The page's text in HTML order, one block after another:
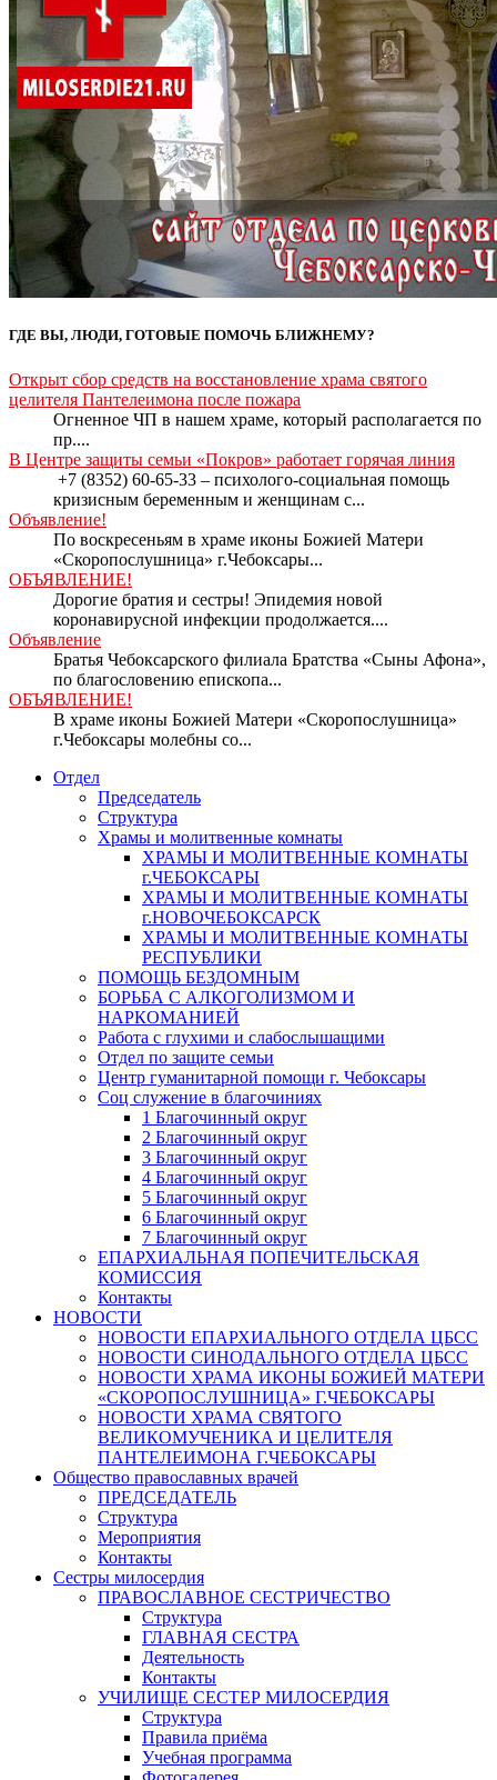
ГДЕ ВЫ, ЛЮДИ, ГОТОВЫЕ ПОМОЧЬ БЛИЖНЕМУ?
Открыт сбор средств на восстановление храма святого
целителя Пантелеимона после пожара
Огненное ЧП в нашем храме, который располагается по
пр....
В Центре защиты семьи «Покров» работает горячая линия
+7 (8352) 60-65-33 – психолого-социальная помощь
кризисным беременным и женщинам с...
Объявление!
По воскресеньям в храме иконы Божией Матери
«Скоропослушница» г.Чебоксары...
ОБЪЯВЛЕНИЕ!
Дорогие братия и сестры! Эпидемия новой
коронавирусной инфекции продолжается....
Объявление
Братья Чебоксарского филиала Братства «Сыны Афона»,
по благословению епископа...
ОБЪЯВЛЕНИЕ!
В храме иконы Божией Матери «Скоропослушница»
г.Чебоксары молебны со...
Отдел
Председатель
Структура
Храмы и молитвенные комнаты
ХРАМЫ И МОЛИТВЕННЫЕ КОМНАТЫ
г.ЧЕБОКСАРЫ
ХРАМЫ И МОЛИТВЕННЫЕ КОМНАТЫ
г.НОВОЧЕБОКСАРСК
ХРАМЫ И МОЛИТВЕННЫЕ КОМНАТЫ
РЕСПУБЛИКИ
ПОМОЩЬ БЕЗДОМНЫМ
БОРЬБА С АЛКОГОЛИЗМОМ И
НАРКОМАНИЕЙ
Работа с глухими и слабослышащими
Отдел по защите семьи
Центр гуманитарной помощи г. Чебоксары
Соц служение в благочиниях
1 Благочинный округ
2 Благочинный округ
3 Благочинный округ
4 Благочинный округ
5 Благочинный округ
6 Благочинный округ
7 Благочинный округ
ЕПАРХИАЛЬНАЯ ПОПЕЧИТЕЛЬСКАЯ
КОМИССИЯ
Контакты
НОВОСТИ
НОВОСТИ ЕПАРХИАЛЬНОГО ОТДЕЛА ЦБСС
НОВОСТИ СИНОДАЛЬНОГО ОТДЕЛА ЦБСС
НОВОСТИ ХРАМА ИКОНЫ БОЖИЕЙ МАТЕРИ
«СКОРОПОСЛУШНИЦА» Г.ЧЕБОКСАРЫ
НОВОСТИ ХРАМА СВЯТОГО
ВЕЛИКОМУЧЕНИКА И ЦЕЛИТЕЛЯ
ПАНТЕЛЕИМОНА Г.ЧЕБОКСАРЫ
Общество православных врачей
ПРЕДСЕДАТЕЛЬ
Структура
Мероприятия
Контакты
Сестры милосердия
ПРАВОСЛАВНОЕ СЕСТРИЧЕСТВО
Структура
ГЛАВНАЯ СЕСТРА
Деятельность
Контакты
УЧИЛИЩЕ СЕСТЕР МИЛОСЕРДИЯ
Структура
Правила приёма
Учебная программа